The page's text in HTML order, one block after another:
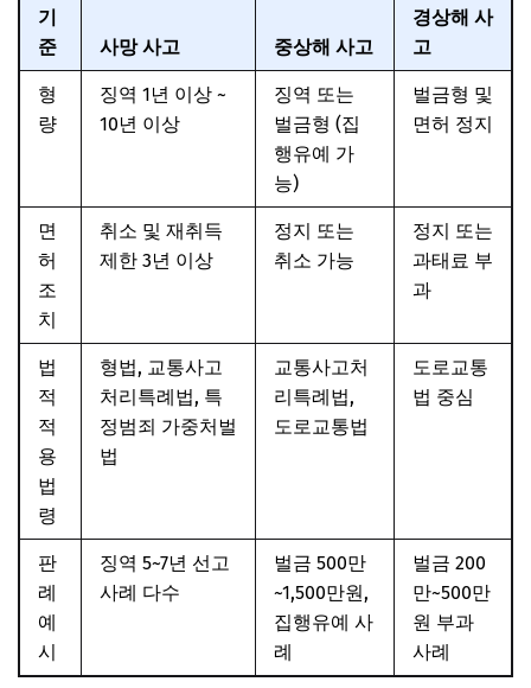
기
준
사망 사고 중상해 사고
경상해 사
고
형
량
징역 1년 이상 ~
10년 이상
징역 또는
벌금형 (집
행유예 가
능)
벌금형 및
면허 정지
면
허
조
치
취소 및 재취득
제한 3년 이상
정지 또는
취소 가능
정지 또는
과태료 부
과
법
적
적
용
법
령
형법, 교통사고
처리특례법, 특
정범죄 가중처벌
법
교통사고처
리특례법,
도로교통법
도로교통
법 중심
판
례
예
시
징역 5~7년 선고
사례 다수
벌금 500만
~1,500만원,
집행유예 사
례
벌금 200
만~500만
원 부과
사례